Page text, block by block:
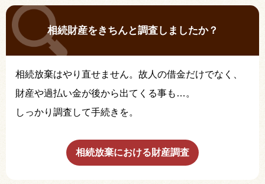
相続財産をきちんと調査しましたか？
相続放棄はやり直せません。故人の借金だけでなく、
財産や過払い金が後から出てくる事も…。
しっかり調査して手続きを。
相続放棄における財産調査